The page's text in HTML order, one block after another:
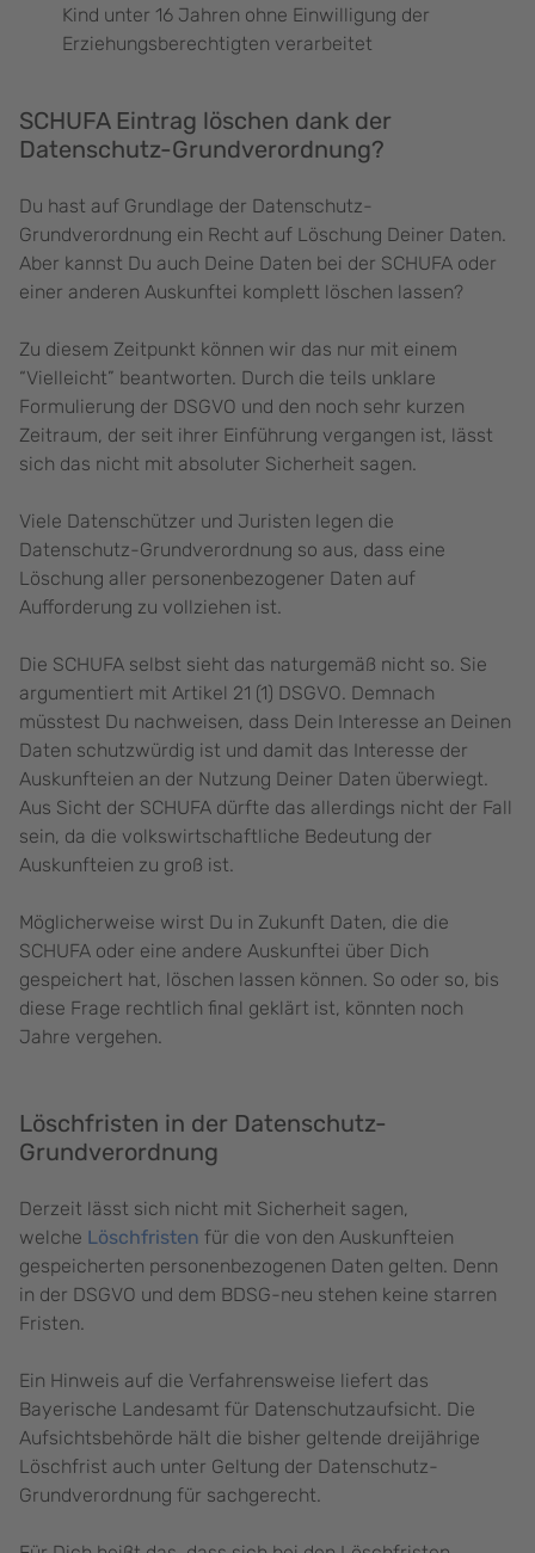
Kind unter 16 Jahren ohne Einwilligung der
Erziehungsberechtigten verarbeitet
SCHUFA Eintrag löschen dank der
Datenschutz-Grundverordnung?
Du hast auf Grundlage der Datenschutz-
Grundverordnung ein Recht auf Löschung Deiner Daten.
Aber kannst Du auch Deine Daten bei der SCHUFA oder
einer anderen Auskunftei komplett löschen lassen?
Zu diesem Zeitpunkt können wir das nur mit einem
“Vielleicht” beantworten. Durch die teils unklare
Formulierung der DSGVO und den noch sehr kurzen
Zeitraum, der seit ihrer Einführung vergangen ist, lässt
sich das nicht mit absoluter Sicherheit sagen.
Viele Datenschützer und Juristen legen die
Datenschutz-Grundverordnung so aus, dass eine
Löschung aller personenbezogener Daten auf
Aufforderung zu vollziehen ist.
Die SCHUFA selbst sieht das naturgemäß nicht so. Sie
argumentiert mit Artikel 21 (1) DSGVO. Demnach
müsstest Du nachweisen, dass Dein Interesse an Deinen
Daten schutzwürdig ist und damit das Interesse der
Auskunfteien an der Nutzung Deiner Daten überwiegt.
Aus Sicht der SCHUFA dürfte das allerdings nicht der Fall
sein, da die volkswirtschaftliche Bedeutung der
Auskunfteien zu groß ist.
Möglicherweise wirst Du in Zukunft Daten, die die
SCHUFA oder eine andere Auskunftei über Dich
gespeichert hat, löschen lassen können. So oder so, bis
diese Frage rechtlich final geklärt ist, könnten noch
Jahre vergehen.
Löschfristen in der Datenschutz-
Grundverordnung
Derzeit lässt sich nicht mit Sicherheit sagen,
welche Löschfristen für die von den Auskunfteien
gespeicherten personenbezogenen Daten gelten. Denn
in der DSGVO und dem BDSG-neu stehen keine starren
Fristen.
Ein Hinweis auf die Verfahrensweise liefert das
Bayerische Landesamt für Datenschutzaufsicht. Die
Aufsichtsbehörde hält die bisher geltende dreijährige
Löschfrist auch unter Geltung der Datenschutz-
Grundverordnung für sachgerecht.